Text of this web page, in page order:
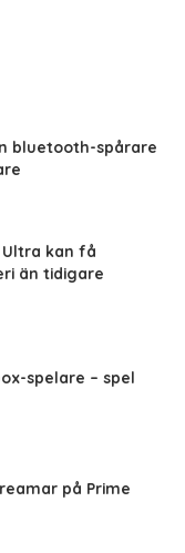
bluetooth-spårare
Ultra kan få
än tidigare
spelare – spel
på Prime